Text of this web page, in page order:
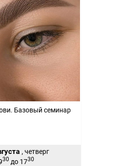
Базовый семинар
, четверг
30 до 1730